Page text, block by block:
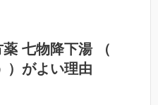
七物降下湯 （
）がよい理由